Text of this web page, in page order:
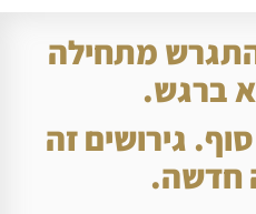
מתחילה
ברגש.
גירושים זה
חדשה.